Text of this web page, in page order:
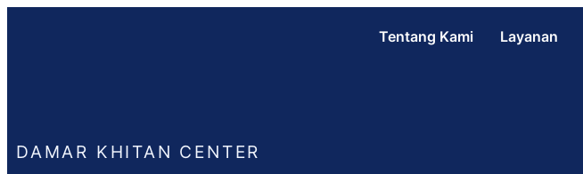
Tentang Kami Layanan
DAMAR KHITAN CENTER